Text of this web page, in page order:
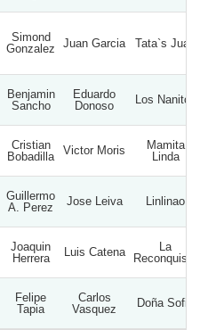
Simond
Gonzalez
Juan Garcia Tata`s Juan
Benjamin
Sancho
Eduardo
Donoso
Los Nanitos
Cristian
Bobadilla
Victor Moris
Mamita
Linda
Guillermo
A. Perez
Jose Leiva Linlinao
Joaquin
Herrera
Luis Catena
La
Reconquista
Felipe
Tapia
Carlos
Vasquez
Doña Sofia